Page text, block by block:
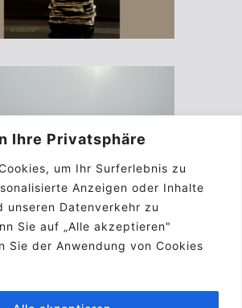
Ihre Privatsphäre
um Ihr Surferlebnis zu
Anzeigen oder Inhalte
unseren Datenverkehr zu
Sie auf „Alle akzeptieren"
Sie der Anwendung von Cookies